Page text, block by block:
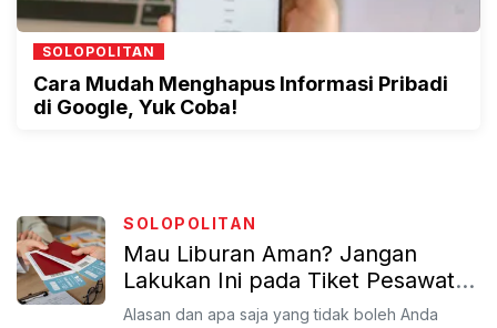
SOLOPOLITAN
Cara Mudah Menghapus Informasi Pribadi
di Google, Yuk Coba!
SOLOPOLITAN
Mau Liburan Aman? Jangan
Lakukan Ini pada Tiket Pesawat
Anda
Alasan dan apa saja yang tidak boleh Anda